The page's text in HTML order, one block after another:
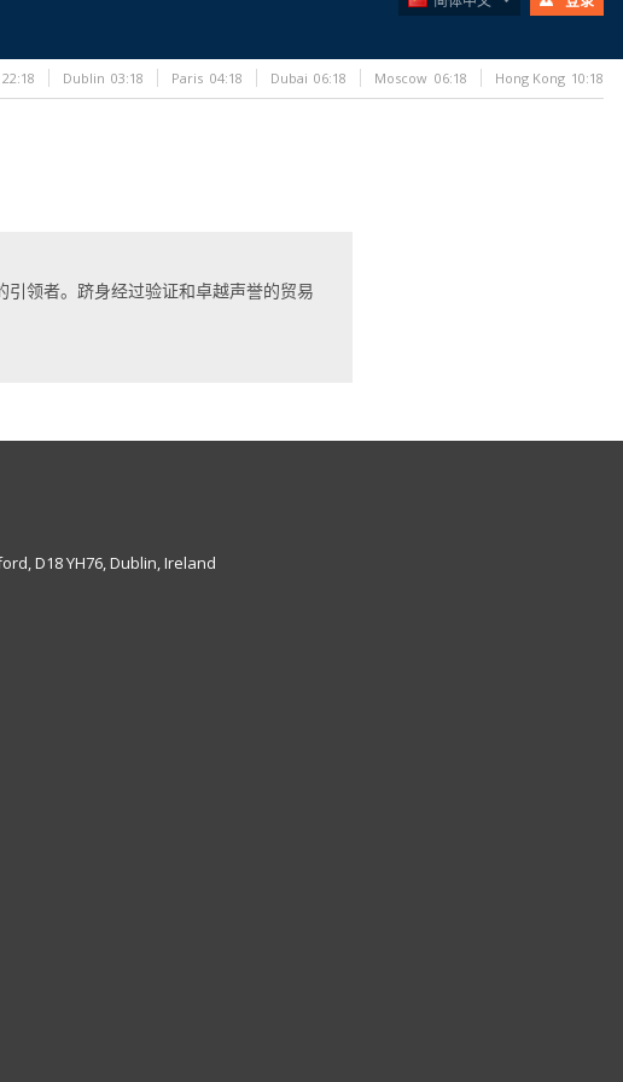
引领者。跻身经过验证和卓越声誉的贸易
D18 YH76, Dublin, Ireland
22:18 Dublin 03:18 Paris 04:18 Dubai 06:18 Moscow 06:18 Hong Kong 10:18